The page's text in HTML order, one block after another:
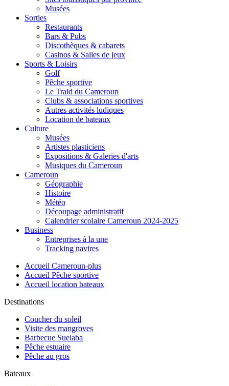
Musées
Sorties
Restaurants
Bars & Pubs
Discothèques & cabarets
Casinos & Salles de jeux
Sports & Loisirs
Golf
Pêche sportive
Le Traid du Cameroun
Clubs & associations sportives
Autres activités ludiques
Location de bateaux
Culture
Musées
Artistes plasticiens
Expositions & Galeries d'arts
Musiques du Cameroun
Cameroun
Géographie
Histoire
Météo
Découpage administratif
Calendrier scolaire Cameroun 2024-2025
Business
Entreprises à la une
Tracking navires
Accueil Cameroun-plus
Accueil Pêche sportive
Accueil location bateaux
Destinations
Coucher du soleil
Visite des mangroves
Barbecue Suelaba
Pêche estuaire
Pêche au gros
Bateaux